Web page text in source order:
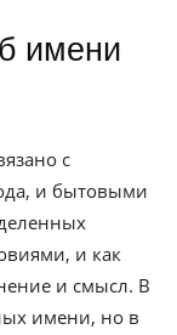
имени
с
и бытовыми
и как
и смысл. В
имени, но в